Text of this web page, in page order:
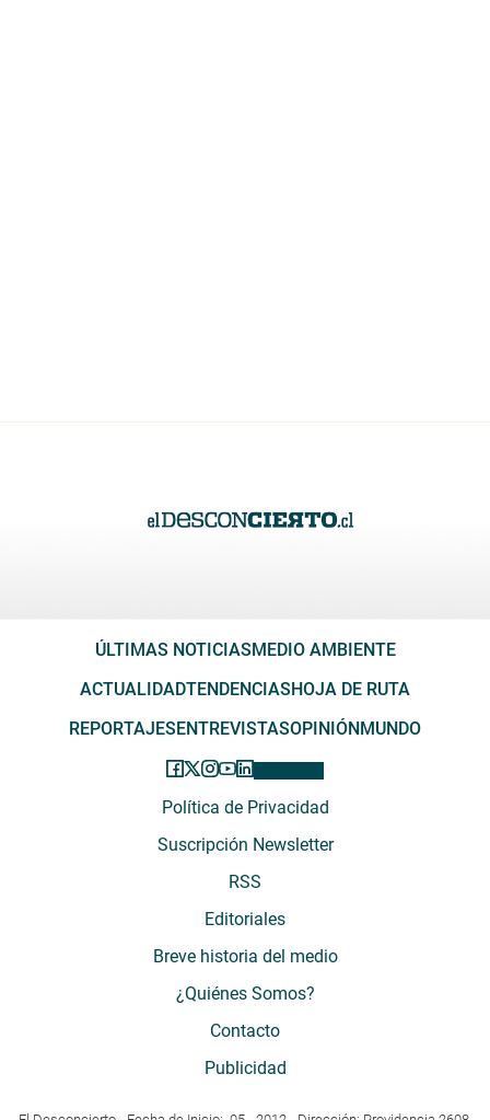
ÚLTIMAS NOTICIASMEDIO AMBIENTE
ACTUALIDADTENDENCIASHOJA DE RUTA
REPORTAJESENTREVISTASOPINIÓNMUNDO
Política de Privacidad
Suscripción Newsletter
RSS
Editoriales
Breve historia del medio
¿Quiénes Somos?
Contacto
Publicidad